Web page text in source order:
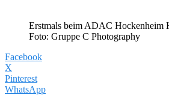
Erstmals beim ADAC Hockenheim
Foto: Gruppe C Photography
Facebook
X
Pinterest
WhatsApp